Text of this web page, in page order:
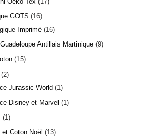
GOTS
16
Imprimé
16
Antillais Martinique 9
15
2
Jurassic World 1
Disney et Marvel
1
1
Coton Noël
13